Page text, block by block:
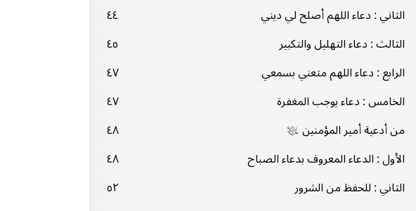
الثاني : دعاء اللهم أصلح لي ديني
٤٤
الثالث : دعاء التهليل والتكبير
٤٥
الرابع : دعاء اللهم متعني بسمعي
٤٧
الخامس : دعاء يوجب المغفرة
٤٧
من أدعية أمير المؤمنين عليه‌السلام
٤٨
الأول : الدعاء المعروف بدعاء الصباح
٤٨
الثاني : للحفظ من الشرور
٥٢